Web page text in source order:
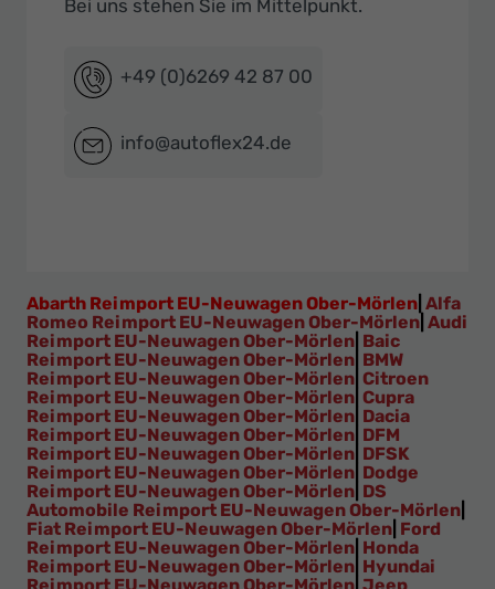
Bei uns stehen Sie im Mittelpunkt.
+49 (0)6269 42 87 00
info@autoflex24.de
Abarth Reimport EU-Neuwagen Ober-Mörlen Alfa
Romeo Reimport EU-Neuwagen Ober-Mörlen Audi
Reimport EU-Neuwagen Ober-Mörlen Baic
Reimport EU-Neuwagen Ober-Mörlen BMW
Reimport EU-Neuwagen Ober-Mörlen Citroen
Reimport EU-Neuwagen Ober-Mörlen Cupra
Reimport EU-Neuwagen Ober-Mörlen Dacia
Reimport EU-Neuwagen Ober-Mörlen DFM
Reimport EU-Neuwagen Ober-Mörlen DFSK
Reimport EU-Neuwagen Ober-Mörlen Dodge
Reimport EU-Neuwagen Ober-Mörlen DS
Automobile Reimport EU-Neuwagen Ober-Mörlen
Fiat Reimport EU-Neuwagen Ober-Mörlen Ford
Reimport EU-Neuwagen Ober-Mörlen Honda
Reimport EU-Neuwagen Ober-Mörlen Hyundai